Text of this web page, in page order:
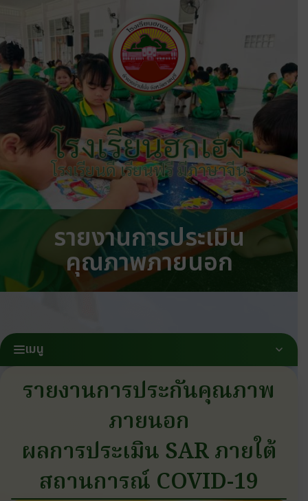
โรงเรียนฮกเฮง
โรงเรียนดี เรียนฟรี มีภาษาจีน
รายงานการประเมิน
คุณภาพภายนอก
เมนู
รายงานการประกันคุณภาพ
ภายนอก
ผลการประเมิน SAR ภายใต้
สถานการณ์ COVID-19